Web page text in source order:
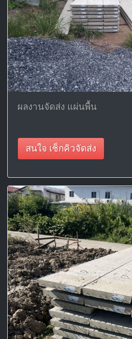
ผลงานจัดส่ง แผ่นพื้น
สนใจ เช็กคิวจัดส่ง